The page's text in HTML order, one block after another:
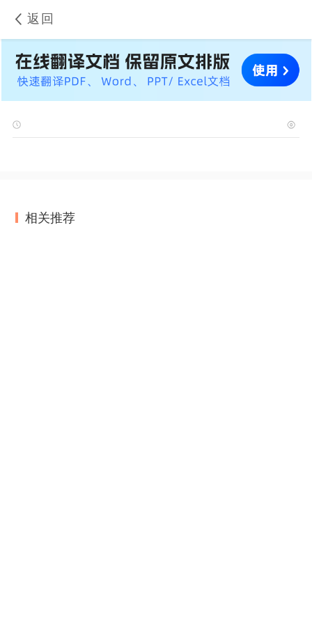
返回
相关推荐